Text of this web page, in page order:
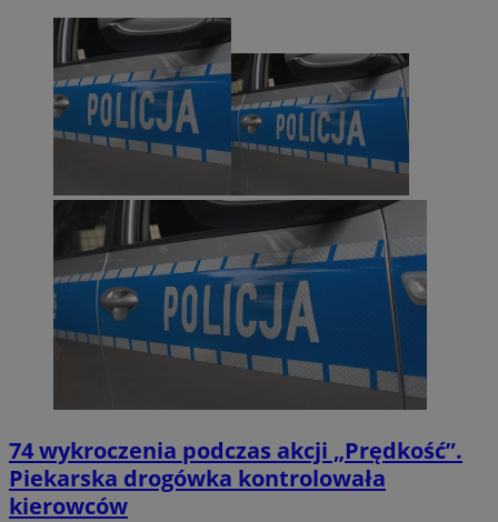
74 wykroczenia podczas akcji „Prędkość”.
Piekarska drogówka kontrolowała
kierowców